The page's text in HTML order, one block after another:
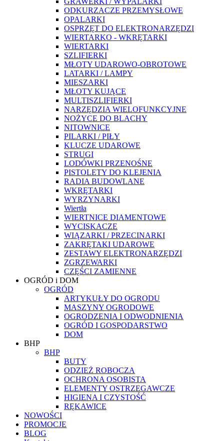
ODKURZACZE PRZEMYSŁOWE
OPALARKI
OSPRZĘT DO ELEKTRONARZĘDZI
WIERTARKO - WKRĘTARKI
WIERTARKI
SZLIFIERKI
MŁOTY UDAROWO-OBROTOWE
LATARKI / LAMPY
MIESZARKI
MŁOTY KUJĄCE
MULTISZLIFIERKI
NARZĘDZIA WIELOFUNKCYJNE
NOŻYCE DO BLACHY
NITOWNICE
PILARKI / PIŁY
KLUCZE UDAROWE
STRUGI
LODÓWKI PRZENOŚNE
PISTOLETY DO KLEJENIA
RADIA BUDOWLANE
WKRĘTARKI
WYRZYNARKI
Wiertła
WIERTNICE DIAMENTOWE
WYCISKACZE
WIĄZARKI / PRZECINARKI
ZAKRĘTAKI UDAROWE
ZESTAWY ELEKTRONARZĘDZI
ZGRZEWARKI
CZĘŚCI ZAMIENNE
OGRÓD i DOM
OGRÓD
ARTYKUŁY DO OGRODU
MASZYNY OGRODOWE
OGRODZENIA I ODWODNIENIA
OGRÓD I GOSPODARSTWO
DOM
BHP
BHP
BUTY
ODZIEŻ ROBOCZA
OCHRONA OSOBISTA
ELEMENTY OSTRZEGAWCZE
HIGIENA I CZYSTOŚĆ
RĘKAWICE
NOWOŚCI
PROMOCJE
BLOG